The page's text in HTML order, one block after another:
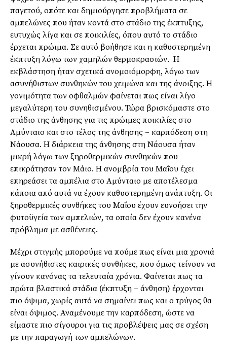
παγετού, οπότε και δημιούργησε προβλήματα σε
αμπελώνες που ήταν κοντά στο στάδιο της έκπτυξης,
ευτυχώς λίγα και σε ποικιλίες, όπου αυτό το στάδιο
έρχεται πρώιμα. Σε αυτό βοήθησε και η καθυστερημένη
έκπτυξη λόγω των χαμηλών θερμοκρασιών. Η
εκβλάστηση ήταν σχετικά ανομοιόμορφη, λόγω των
ασυνήθιστων συνθηκών του χειμώνα και της άνοιξης. Η
γονιμότητα των οφθαλμών φαίνεται πως είναι λίγο
μεγαλύτερη του συνηθισμένου. Τώρα βρισκόμαστε στο
στάδιο της άνθησης για τις πρώιμες ποικιλίες στο
Αμύνταιο και στο τέλος της άνθησης – καρπόδεση στη
Νάουσα. Η διάρκεια της άνθησης στη Νάουσα ήταν
μικρή λόγω των ξηροθερμικών συνθηκών που
επικράτησαν τον Μάιο. Η ανομβρία του Μαΐου έχει
επηρεάσει τα αμπέλια στο Αμύνταιο με αποτέλεσμα
κάποια από αυτά να έχουν καθυστερημένη ανάπτυξη. Οι
ξηροθερμικές συνθήκες του Μαΐου έχουν ευνοήσει την
φυτοϋγεία των αμπελιών, τα οποία δεν έχουν κανένα
πρόβλημα με ασθένειες.
Μέχρι στιγμής μπορούμε να πούμε πως είναι μια χρονιά
με ασυνήθιστες καιρικές συνθήκες, που όμως τείνουν να
γίνουν κανόνας τα τελευταία χρόνια. Φαίνεται πως τα
πρώτα βλαστικά στάδια (έκπτυξη – άνθηση) έρχονται
πιο όψιμα, χωρίς αυτό να σημαίνει πως και ο τρύγος θα
είναι όψιμος. Αναμένουμε την καρπόδεση, ώστε να
είμαστε πιο σίγουροι για τις προβλέψεις μας σε σχέση
με την παραγωγή των αμπελώνων.